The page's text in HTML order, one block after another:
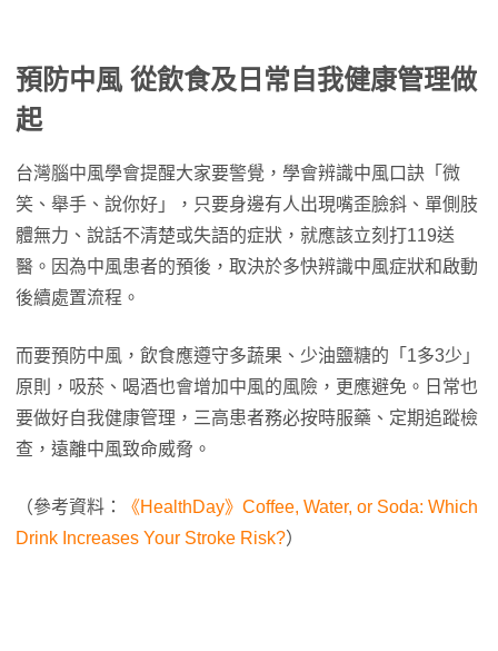
預防中風 從飲食及日常自我健康管理做
起
台灣腦中風學會提醒大家要警覺，學會辨識中風口訣「微
笑、舉手、說你好」，只要身邊有人出現嘴歪臉斜、單側肢
體無力、說話不清楚或失語的症狀，就應該立刻打119送
醫。因為中風患者的預後，取決於多快辨識中風症狀和啟動
後續處置流程。
而要預防中風，飲食應遵守多蔬果、少油鹽糖的「1多3少」
原則，吸菸、喝酒也會增加中風的風險，更應避免。日常也
要做好自我健康管理，三高患者務必按時服藥、定期追蹤檢
查，遠離中風致命威脅。
（參考資料：
《HealthDay》Coffee, Water, or Soda: Which
Drink Increases Your Stroke Risk?）